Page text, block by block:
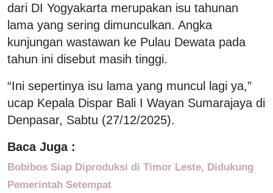
dari DI Yogyakarta merupakan isu tahunan
lama yang sering dimunculkan. Angka
kunjungan wastawan ke Pulau Dewata pada
tahun ini disebut masih tinggi.
“Ini sepertinya isu lama yang muncul lagi ya,”
ucap Kepala Dispar Bali I Wayan Sumarajaya di
Denpasar, Sabtu (27/12/2025).
Baca Juga :
Bobibos Siap Diproduksi di Timor Leste, Didukung
Pemerintah Setempat